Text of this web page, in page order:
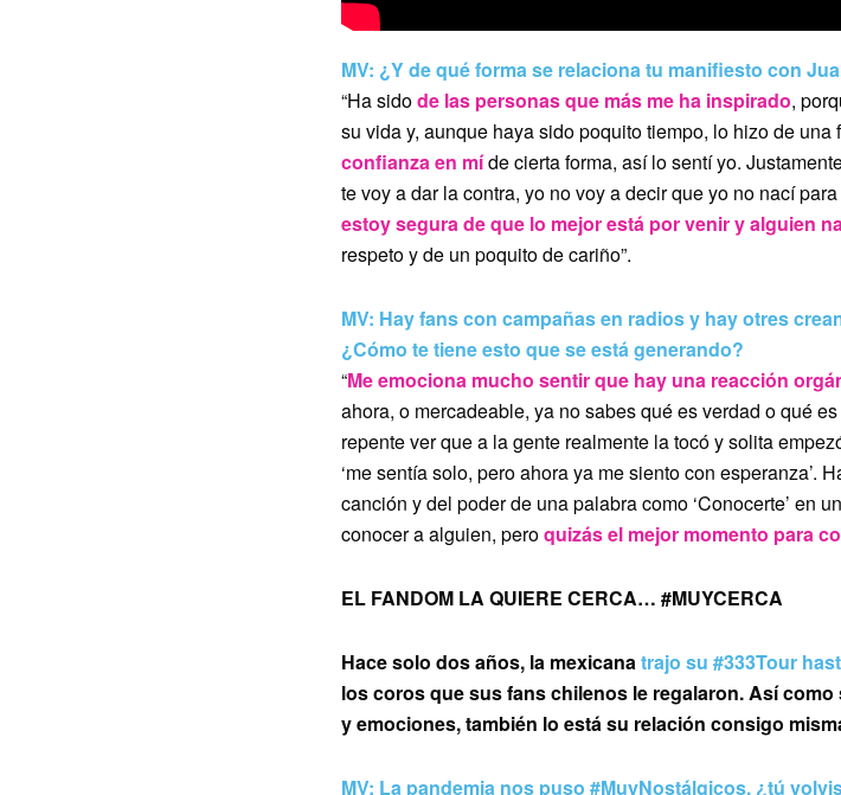
MV: ¿Y de qué forma se relaciona tu manifiesto con
“Ha sidode las personas que más me ha inspirado,
su vida y, aunque haya sido poquito tiempo, lo hizo de una
confianza en míde cierta forma, así lo sentí yo.
te voy a dar la contra, yo no voy a decir que yo no nací
estoy segura de que lo mejor está por venir y alguien
respeto y de un poquito de cariño”.
MV: Hay fans con campañas en radios y hay otres
¿Cómo te tiene esto que se está generando?
“Me emociona mucho sentir que hay una reacción
ahora, o mercadeable, ya no sabes qué es verdad o qué
repente ver que a la gente realmente la tocó y solita
‘me sentía solo, pero ahora ya me siento con esperanza’.
canción y del poder de una palabra como ‘Conocerte’ en
conocer a alguien, peroquizás el mejor momento para
EL FANDOM LA QUIERE CERCA… #MUYCERCA
Hace solo dos años, la mexicana trajo su #333Tour
los coros que sus fans chilenos le regalaron. Así
y emociones, también lo está su relación consigo
MV: La pandemia nos puso #MuyNostálgicos, ¿tú